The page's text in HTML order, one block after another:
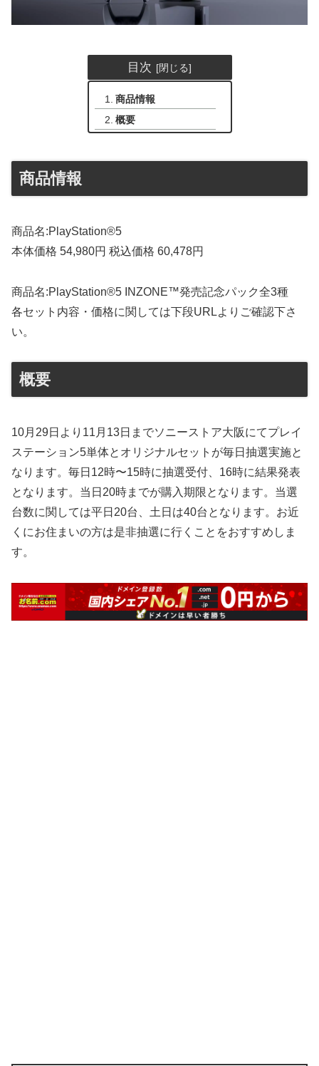
目次
商品情報
概要
商品情報
商品名:PlayStation®5
本体価格 54,980円 税込価格 60,478円
商品名:PlayStation®5 INZONE™発売記念パック全3種
各セット内容・価格に関しては下段URLよりご確認下さ
い。
概要
10月29日より11月13日までソニーストア大阪にてプレイ
ステーション5単体とオリジナルセットが毎日抽選実施と
なります。毎日12時〜15時に抽選受付、16時に結果発表
となります。当日20時までが購入期限となります。当選
台数に関しては平日20台、土日は40台となります。お近
くにお住まいの方は是非抽選に行くことをおすすめしま
す。